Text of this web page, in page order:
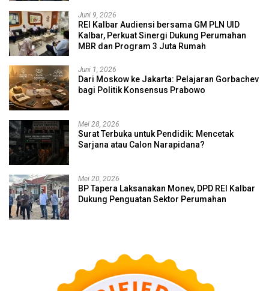
Juni 9, 2026
REI Kalbar Audiensi bersama GM PLN UID
Kalbar, Perkuat Sinergi Dukung Perumahan
MBR dan Program 3 Juta Rumah
Juni 1, 2026
Dari Moskow ke Jakarta: Pelajaran Gorbachev
bagi Politik Konsensus Prabowo
Mei 28, 2026
Surat Terbuka untuk Pendidik: Mencetak
Sarjana atau Calon Narapidana?
Mei 20, 2026
BP Tapera Laksanakan Monev, DPD REI Kalbar
Dukung Penguatan Sektor Perumahan